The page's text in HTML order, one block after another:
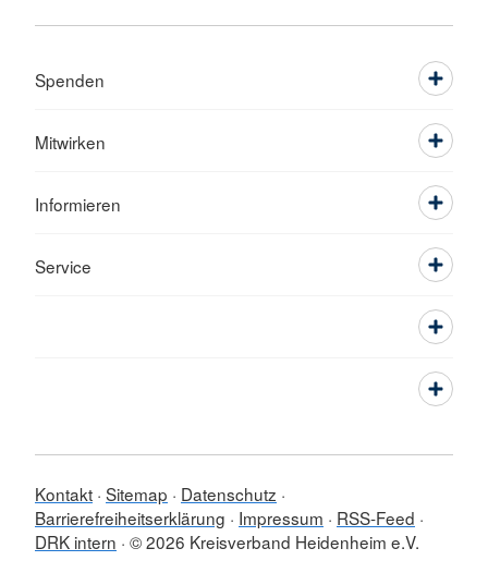
Spenden
Mitwirken
Informieren
Service
Kontakt Sitemap
Datenschutz
Barrierefreiheitserklärung
Impressum
RSS-Feed
DRK intern © 2026 Kreisverband Heidenheim e.V.